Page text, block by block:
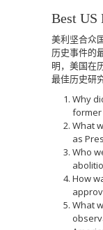
Best US
美利坚合众
历史事件的
明，美国在
最佳历史研
Why
former
What
as
Who
How
What